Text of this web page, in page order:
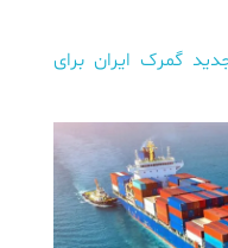
گمرک ایران برای